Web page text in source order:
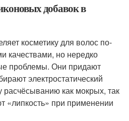
добавок в
косметику для волос по-
качествами, но нередко
проблемы. Они придают
электростатический
расчёсыванию как мокрых, так
«липкость» при применении